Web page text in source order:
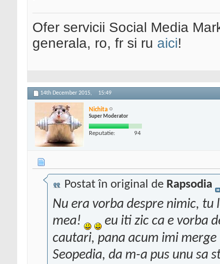
Ofer servicii Social Media
generala, ro, fr si ru aici!
14th December 2015, 15:49
Nichita
Super Moderator
Reputatie: 94
Postat în original de Rapsodia
Nu era vorba despre nimic,
mea!
eu iti zic ca e vorba
cautari, pana acum imi merge
Seopedia, da m-a pus unu sa